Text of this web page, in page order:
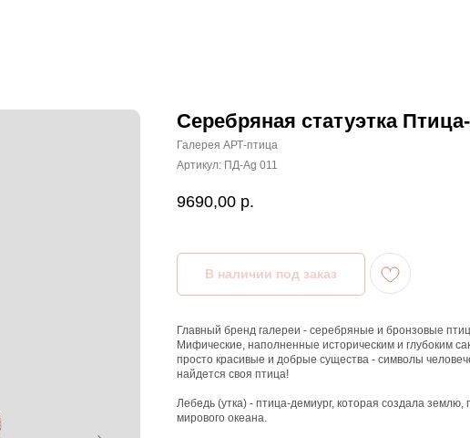
Серебряная статуэтка
Галерея АРТ-птица
Артикул: ПД-Ag 011
9690,00 р.
Главный бренд галереи - серебряные и бронзовые
Мифические, наполненные историческим и глубоким
просто красивые и добрые существа - символы
найдется своя птица!
Лебедь (утка) - птица-демиург, которая создала
мирового океана.